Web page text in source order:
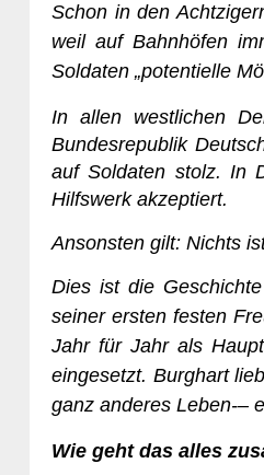
Schon in den
weil auf Bahnhöfen
Soldaten „potentielle
In allen westlichen
Bundesrepublik
auf Soldaten stolz. In
Hilfswerk akzeptiert.
Ansonsten gilt: Nichts
Dies ist die
seiner ersten festen
Jahr für Jahr als
eingesetzt. Burghart
ganz anderes Leben-–
Wie geht das alles